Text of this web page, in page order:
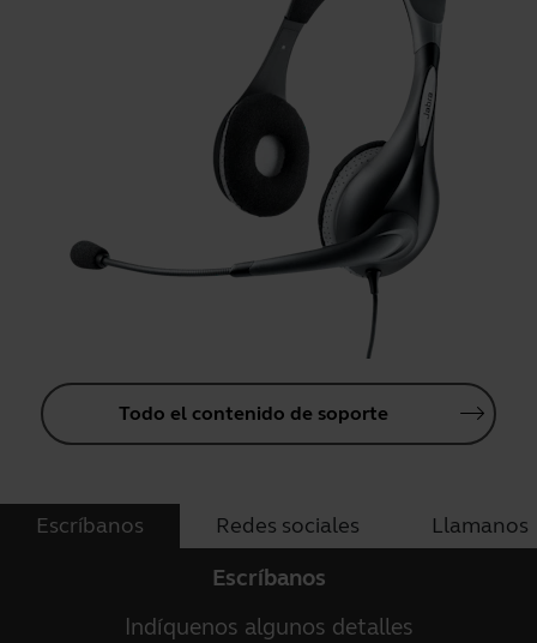
Todo el contenido de soporte
Escríbanos Redes sociales Llamanos
Escríbanos
Indíquenos algunos detalles